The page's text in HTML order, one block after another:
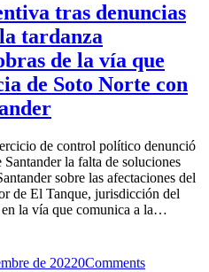
tras denuncias
tardanza
de la vía que
de Soto Norte con
de control político denunció
la falta de soluciones
sobre las afectaciones del
de El Tanque, jurisdicción del
la vía que comunica a la…
de 20220Comments